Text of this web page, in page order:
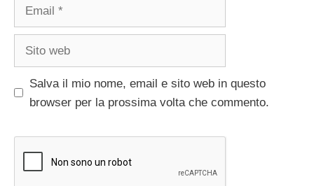
Email
Sito
Salva il mio nome, email e sito web in questo
browser per la prossima volta che commento.